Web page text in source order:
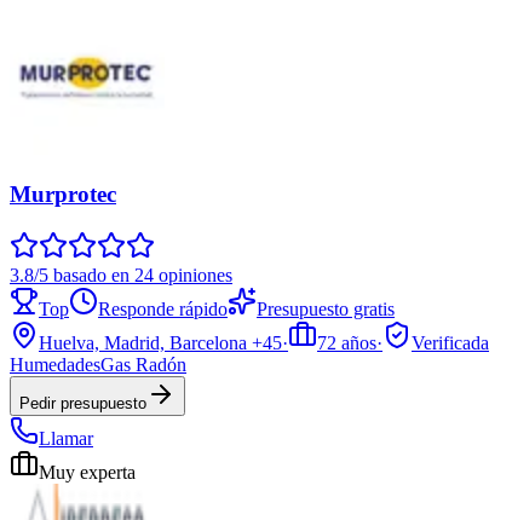
Murprotec
3.8/5 basado en 24 opiniones
Top
Responde rápido
Presupuesto gratis
Huelva, Madrid, Barcelona +45· 72 años·
Verificada
HumedadesGas Radón
Pedir presupuesto
Llamar
Muy experta